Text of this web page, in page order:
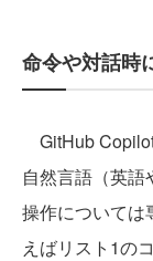
命令や対話時
GitHub
自然言語（英
操作については
えばリスト1の